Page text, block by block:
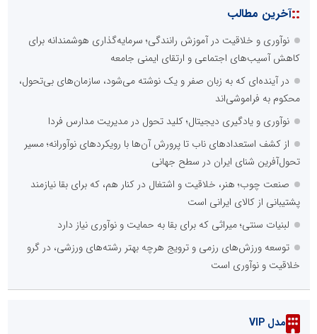
::آخرین مطالب
نوآوری و خلاقیت در آموزش رانندگی؛ سرمایه‌گذاری هوشمندانه برای
کاهش آسیب‌های اجتماعی و ارتقای ایمنی جامعه
در آینده‌ای که به زبان صفر و یک نوشته می‌شود، سازمان‌های بی‌تحول،
محکوم به فراموشی‌اند
نوآوری و یادگیری دیجیتال؛ کلید تحول در مدیریت مدارس فردا
از کشف استعدادهای ناب تا پرورش آن‌ها با رویکردهای نوآورانه؛ مسیر
تحول‌آفرین شنای ایران در سطح جهانی
صنعت چوب؛ هنر، خلاقیت و اشتغال در کنار هم، که برای بقا نیازمند
پشتیبانی از کالای ایرانی است
لبنیات سنتی؛ میراثی که برای بقا به حمایت و نوآوری نیاز دارد
توسعه ورزش‌های رزمی و ترویج هرچه بهتر رشته‌های ورزشی، در گرو
خلاقیت و نوآوری است
مدل VIP